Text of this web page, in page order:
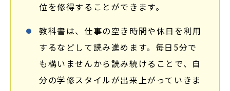
位を修得することができます。
教科書は、仕事の空き時間や休日を利用
するなどして読み進めます。毎日5分で
も構いませんから読み続けることで、自
分の学修スタイルが出来上がっていきま